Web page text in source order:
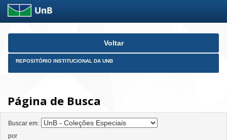
Skip
Voltar
REPOSITÓRIO INSTITUCIONAL DA UNB
Página de Busca
Buscar em:
por